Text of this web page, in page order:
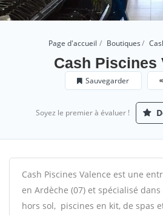
Page d'accueil Boutiques
Cash Piscines
Sauvegarder
Soyez le premier à évaluer !
Cash Piscines Valence est une
en Ardèche (07) et spécialisé
hors sol, piscines en kit, de spas